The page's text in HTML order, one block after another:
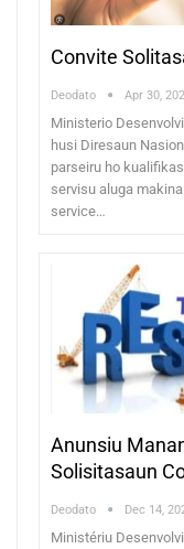
Convite
Deodato Apr 30,
Ministerio
husi Diresaun
parseiru ho
servisu aluga
service…
Anunsiu
Solisitasaun
Deodato Dec 14,
Ministériu